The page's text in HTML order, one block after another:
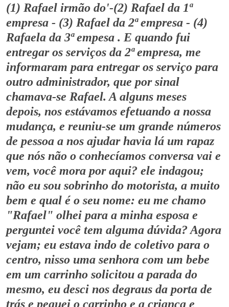
(1) Rafael irmão do'-(2) Rafael da 1ª
empresa - (3) Rafael da 2ª empresa - (4)
Rafaela da 3ª empesa . E quando fui
entregar os serviços da 2ª empresa, me
informaram para entregar os serviço para
outro administrador, que por sinal
chamava-se Rafael. A alguns meses
depois, nos estávamos efetuando a nossa
mudança, e reuniu-se um grande números
de pessoa a nos ajudar havia lá um rapaz
que nós não o conhecíamos conversa vai e
vem, você mora por aqui? ele indagou;
não eu sou sobrinho do motorista, a muito
bem e qual é o seu nome: eu me chamo
"Rafael" olhei para a minha esposa e
perguntei você tem alguma dúvida? Agora
vejam; eu estava indo de coletivo para o
centro, nisso uma senhora com um bebe
em um carrinho solicitou a parada do
mesmo, eu desci nos degraus da porta de
trás e peguei o carrinho e a criança e